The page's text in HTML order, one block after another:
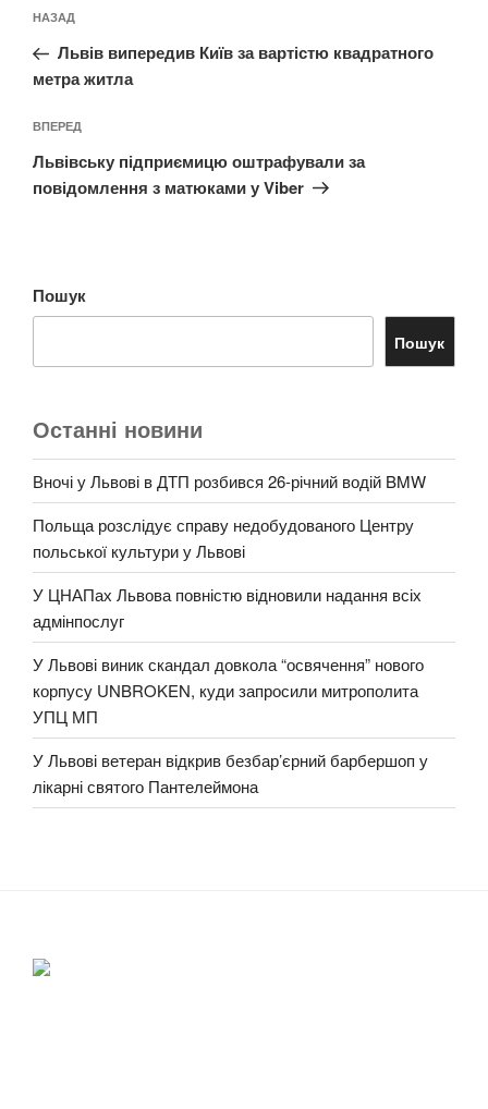
записів
Попередній
запис:
НАЗАД
Львів випередив Київ за вартістю квадратного
метра житла
Наступний
запис
ВПЕРЕД
Львівську підприємицю оштрафували за
повідомлення з матюками у Viber
Пошук
Пошук
Останні новини
Вночі у Львові в ДТП розбився 26-річний водій BMW
Польща розслідує справу недобудованого Центру
польської культури у Львові
У ЦНАПах Львова повністю відновили надання всіх
адмінпослуг
У Львові виник скандал довкола “освячення” нового
корпусу UNBROKEN, куди запросили митрополита
УПЦ МП
У Львові ветеран відкрив безбар’єрний барбершоп у
лікарні святого Пантелеймона